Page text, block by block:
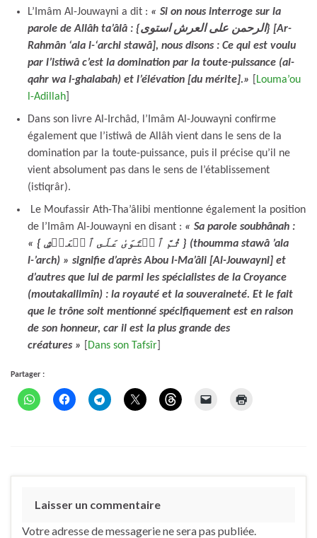
L’Imâm Al-Jouwayni a dit : « Si on nous interroge sur la
parole de Allâh ta’âlâ : {الرحمن على العرش استوى} [Ar-
Rahmân ‘ala l-‘archi stawâ], nous disons : Ce qui est voulu
par l’istiwâ c’est la domination par la toute-puissance (al-
qahr wa l-ghalabah) et l’élévation [du mérite].»
Louma’ou
l-Adillah
Dans son livre Al-Irchâd, l’Imâm Al-Jouwayni confirme
également que l’istiwâ de Allâh vient dans le sens de la
domination par la toute-puissance, puis il précise qu’il ne
vient absolument pas dans le sens de l’établissement
(istiqrâr).
Le Moufassir Ath-Tha’âlibi mentionne également la position
de l’Imâm Al-Jouwayni en disant : « Sa parole soubhânah :
« { ثُمَّ ٱسۡتَوَىٰ عَلَى ٱلۡعَرۡشِ } (thoumma stawâ ’ala
l-’arch) » signifie d’après Abou l-Ma’âli [Al-Jouwayni] et
d’autres que lui de parmi les spécialistes de la Croyance
(moutakallimîn) : la royauté et la souveraineté. Et le fait
que le trône soit mentionné spécifiquement est en raison
de son honneur, car il est la plus grande des
créatures »
Dans son Tafsîr
Partager :
Laisser un commentaire
Votre adresse de messagerie ne sera pas publiée.